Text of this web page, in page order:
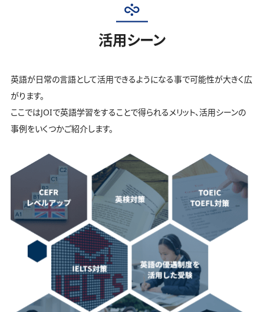
活用シーン
英語が日常の言語として活用できるようになる事で可能性が大きく広
がります。
ここではJOIで英語学習をすることで得られるメリット、活用シーンの
事例をいくつかご紹介します。